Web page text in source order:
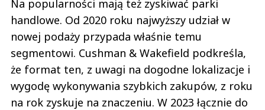
Na popularności mają też zyskiwać parki
handlowe. Od 2020 roku najwyższy udział w
nowej podaży przypada właśnie temu
segmentowi. Cushman & Wakefield podkreśla,
że format ten, z uwagi na dogodne lokalizacje i
wygodę wykonywania szybkich zakupów, z roku
na rok zyskuje na znaczeniu. W 2023 łącznie do